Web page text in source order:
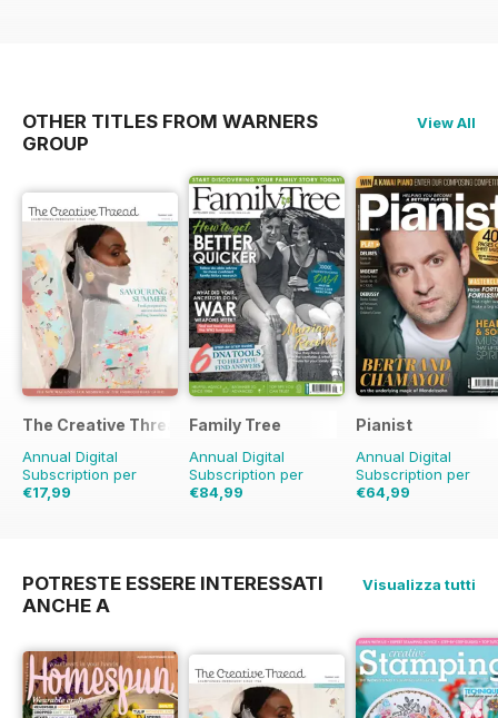
OTHER TITLES FROM WARNERS
GROUP
View All
The Creative Thread
Annual Digital
Subscription per
€17,99
Family Tree
Annual Digital
Subscription per
€84,99
Pianist
Annual Digital
Subscription per
€64,99
POTRESTE ESSERE INTERESSATI
ANCHE A
Visualizza tutti